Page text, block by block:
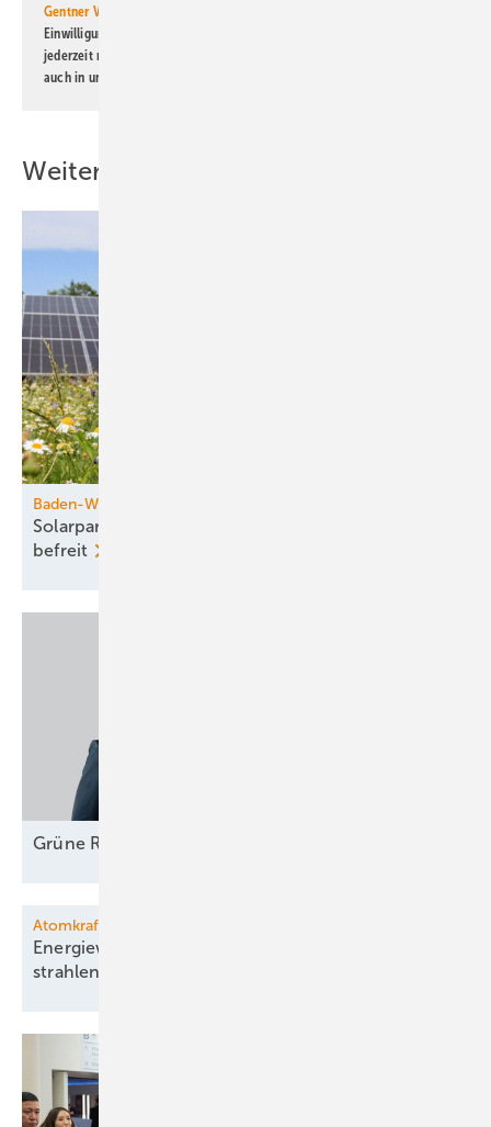
Gentner Verlag GmbH & Co. KG
Einwilligung kann ich jederzeit widerrufen und eine Abmeldung ist
jederzeit möglich. Informationen zum Umgang mit Daten finden Sie
auch in unserer
Weitere Inhalte
Baden-Württemberg
Solarparks ohne Speicher von Baugenehmigung
befreit
Grüne Rekord­investitionen
Atomkraftfieber in Polen und Niederlande
Energiewende rückwärts: Baustart sofort für
strahlende